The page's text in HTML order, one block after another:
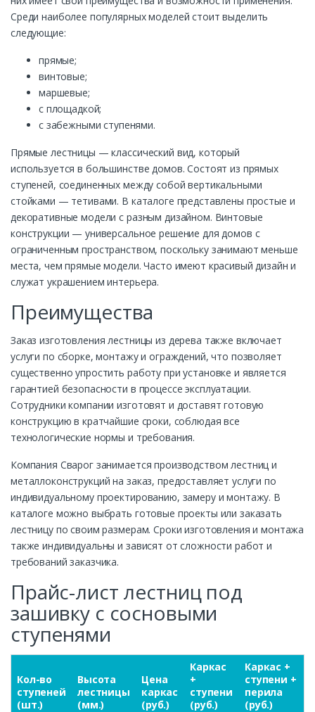
Среди наиболее популярных моделей стоит выделить
следующие:
прямые;
винтовые;
маршевые;
с площадкой;
с забежными ступенями.
Прямые лестницы — классический вид, который
используется в большинстве домов. Состоят из прямых
ступеней, соединенных между собой вертикальными
стойками — тетивами. В каталоге представлены простые и
декоративные модели с разным дизайном. Винтовые
конструкции — универсальное решение для домов с
ограниченным пространством, поскольку занимают меньше
места, чем прямые модели. Часто имеют красивый дизайн и
служат украшением интерьера.
Преимущества
Заказ изготовления лестницы из дерева также включает
услуги по сборке, монтажу и ограждений, что позволяет
существенно упростить работу при установке и является
гарантией безопасности в процессе эксплуатации.
Сотрудники компании изготовят и доставят готовую
конструкцию в кратчайшие сроки, соблюдая все
технологические нормы и требования.
Компания Сварог занимается производством лестниц и
металлоконструкций на заказ, предоставляет услуги по
индивидуальному проектированию, замеру и монтажу. В
каталоге можно выбрать готовые проекты или заказать
лестницу по своим размерам. Сроки изготовления и монтажа
также индивидуальны и зависят от сложности работ и
требований заказчика.
Прайс-лист лестниц под
зашивку с сосновыми
ступенями
Кол-во
ступеней
(шт.)
Высота
лестницы
(мм.)
Цена
каркас
(руб.)
Каркас
+
ступени
(руб.)
Каркас +
ступени +
перила
(руб.)